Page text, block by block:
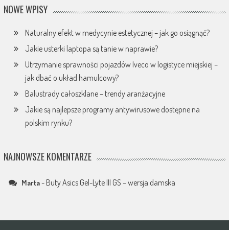
NOWE WPISY
Naturalny efekt w medycynie estetycznej – jak go osiągnąć?
Jakie usterki laptopa są tanie w naprawie?
Utrzymanie sprawności pojazdów Iveco w logistyce miejskiej –
jak dbać o układ hamulcowy?
Balustrady całoszklane – trendy aranżacyjne
Jakie są najlepsze programy antywirusowe dostępne na
polskim rynku?
NAJNOWSZE KOMENTARZE
Marta- Buty Asics Gel-Lyte III GS – wersja damska